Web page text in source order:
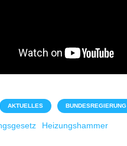
AKTUELLES BUNDESREGIERUNG
Heizungshammer